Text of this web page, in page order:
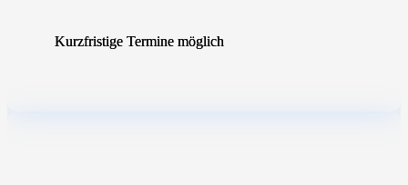
Kurzfristige Termine möglich